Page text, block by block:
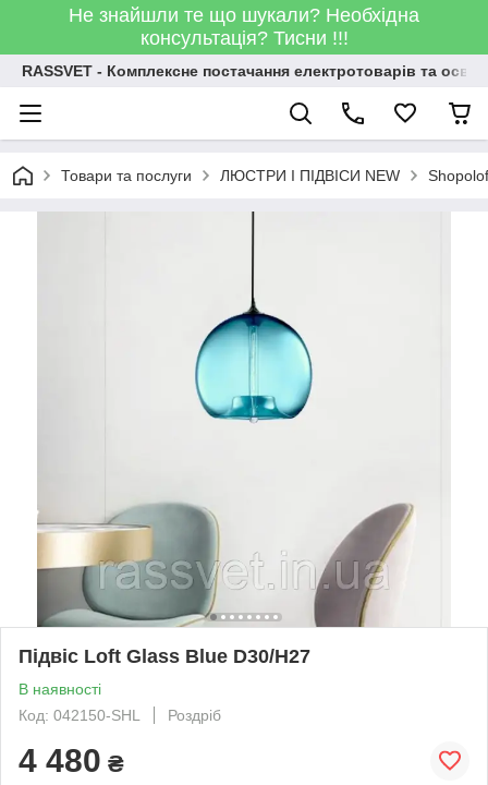
Не знайшли те що шукали? Необхідна
консультація? Тисни !!!
RASSVET - Комплексне постачання електротоварів та
Товари та послуги ЛЮСТРИ І ПІДВІСИ NEW
Підвіс Loft Glass Blue D30/H27
В наявності
Код: 042150-SHL
Роздріб
4 480 ₴